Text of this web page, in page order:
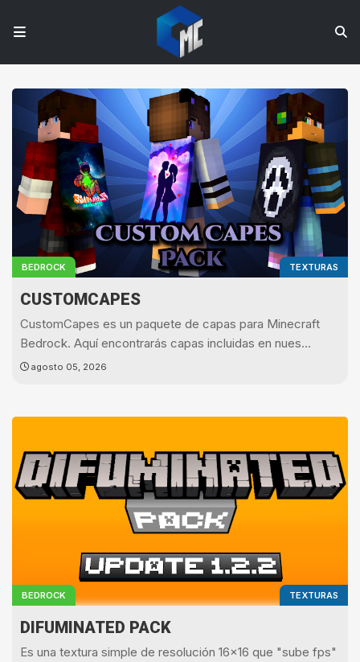
TEXTURAS
BEDROCK
CUSTOMCAPES
CustomCapes es un paquete de capas para Minecraft
Bedrock. Aquí encontrarás capas incluidas en nues…
agosto 05, 2026
TEXTURAS
BEDROCK
DIFUMINATED PACK
Es una textura simple de resolución 16x16 que "sube fps"